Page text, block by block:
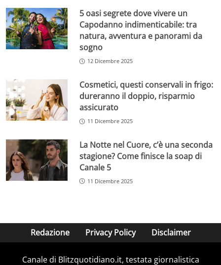
5 oasi segrete dove vivere un
Capodanno indimenticabile: tra
natura, avventura e panorami da
sogno
12 Dicembre 2025
Cosmetici, questi conservali in frigo:
dureranno il doppio, risparmio
assicurato
11 Dicembre 2025
La Notte nel Cuore, c’è una seconda
stagione? Come finisce la soap di
Canale 5
11 Dicembre 2025
Redazione Privacy Policy Disclaimer
Canale di Blitzquotidiano.it, testata giornalistica